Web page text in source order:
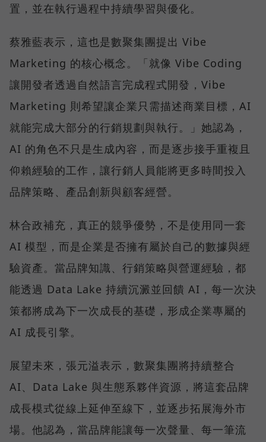
置，並在執行過程中持續學習與優化。
蔡雅藍表示，這也是數聚集團提出 Vibe
Marketing 的核心概念。「就像 Vibe Coding
讓開發者透過自然語言完成程式開發，Vibe
Marketing 則希望讓企業只需描述商業目標，AI
就能完成大部分的行銷規劃與執行。」她認為，
AI 的角色不只是生成內容，而是逐步接手重複且
仰賴經驗的工作，讓行銷人員能將更多時間投入
品牌策略、產品創新與顧客經營。
林合政補充，真正的競爭優勢，不是使用同一套
AI 模型，而是企業是否擁有屬於自己的數據與經
驗資產。當品牌知識、行銷策略與營運經驗，都
能透過 Data Lake 持續沉澱並回饋 AI，每一次決
策都將成為下一次成長的基礎，形成企業專屬的
AI 成長引擎。
展望未來，張元溢表示，數聚集團將持續整合
AI、Data Lake 與生態系夥伴資源，將這套品牌
成長模式從線上延伸至線下，並逐步拓展海外市
場。他認為，當品牌能讓每一次聲量、每一筆流